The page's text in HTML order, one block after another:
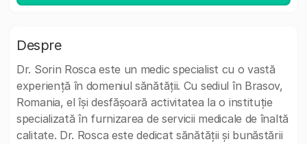
Despre
Dr. Sorin Rosca este un medic specialist cu o vastă
experiență în domeniul sănătății. Cu sediul în Brasov,
Romania, el își desfășoară activitatea la o instituție
specializată în furnizarea de servicii medicale de înaltă
calitate. Dr. Rosca este dedicat sănătății și bunăstării